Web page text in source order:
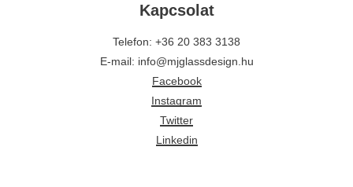
Kapcsolat
Telefon: +36 20 383 3138
E-mail: info@mjglassdesign.hu
Facebook
Instagram
Twitter
Linkedin